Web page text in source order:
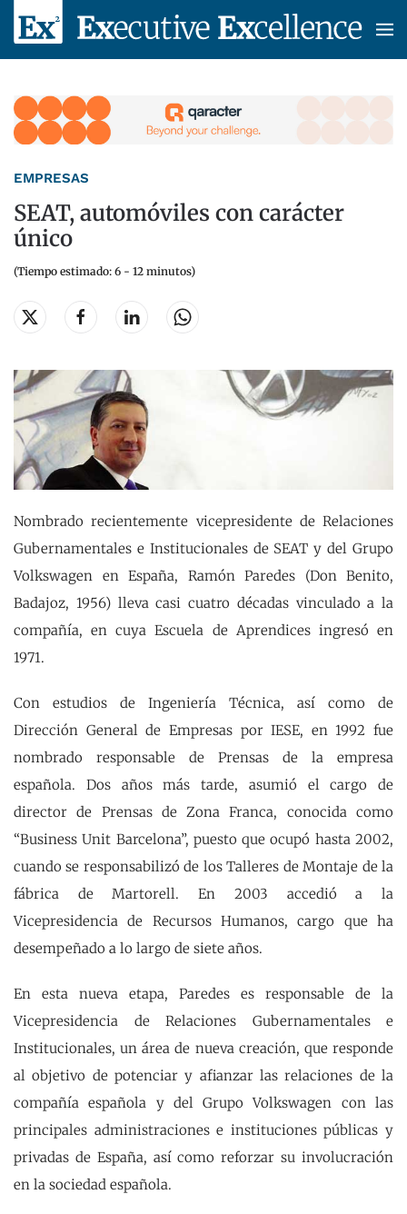
Skip to main content
EMPRESAS
SEAT, automóviles con carácter
único
(Tiempo estimado: 6 - 12 minutos)
Nombrado recientemente vicepresidente de Relaciones
Gubernamentales e Institucionales de SEAT y del Grupo
Volkswagen en España, Ramón Paredes (Don Benito,
Badajoz, 1956) lleva casi cuatro décadas vinculado a la
compañía, en cuya Escuela de Aprendices ingresó en
1971.
Con estudios de Ingeniería Técnica, así como de
Dirección General de Empresas por IESE, en 1992 fue
nombrado responsable de Prensas de la empresa
española. Dos años más tarde, asumió el cargo de
director de Prensas de Zona Franca, conocida como
“Business Unit Barcelona”, puesto que ocupó hasta 2002,
cuando se responsabilizó de los Talleres de Montaje de la
fábrica de Martorell. En 2003 accedió a la
Vicepresidencia de Recursos Humanos, cargo que ha
desempeñado a lo largo de siete años.
En esta nueva etapa, Paredes es responsable de la
Vicepresidencia de Relaciones Gubernamentales e
Institucionales, un área de nueva creación, que responde
al objetivo de potenciar y afianzar las relaciones de la
compañía española y del Grupo Volkswagen con las
principales administraciones e instituciones públicas y
privadas de España, así como reforzar su involucración
en la sociedad española.